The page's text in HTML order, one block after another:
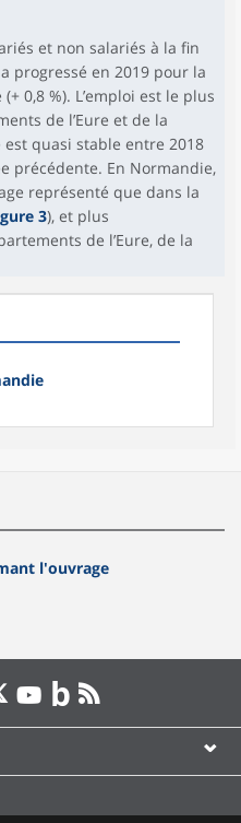
et non salariés à la fin
progressé en 2019 pour la
0,8 %). L’emploi est le plus
de l’Eure et de la
est quasi stable entre 2018
précédente. En Normandie,
représenté que dans la
3), et plus
de l’Eure, de la
l'ouvrage